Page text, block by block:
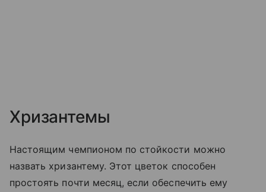
Хризантемы
Настоящим чемпионом по стойкости можно
назвать хризантему. Этот цветок способен
простоять почти месяц, если обеспечить ему